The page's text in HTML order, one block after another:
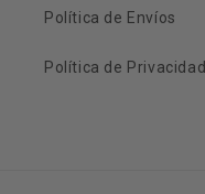
Política de Envíos
Política de Privacidad